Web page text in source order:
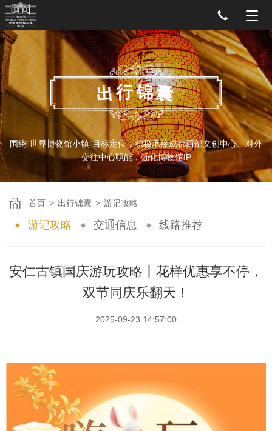
出行锦囊
围绕“世界博物馆小镇”目标定位，积极承接成都西部文创中心、对外
交往中心职能，强化博物馆IP
游记攻略 交通信息 线路推荐
首页 > 出行锦囊 > 游记攻略
安仁古镇国庆游玩攻略丨花样优惠享不停，
双节同庆乐翻天！
2025-09-23 14:57:00